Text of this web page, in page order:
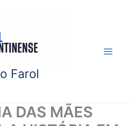
Farol
DAS MÃES